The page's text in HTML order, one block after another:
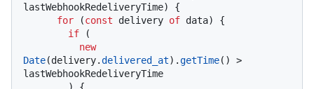
lastWebhookRedeliveryTime) {
for (const delivery of data) {
if (
new
Date(delivery.delivered_at).getTime() >
lastWebhookRedeliveryTime